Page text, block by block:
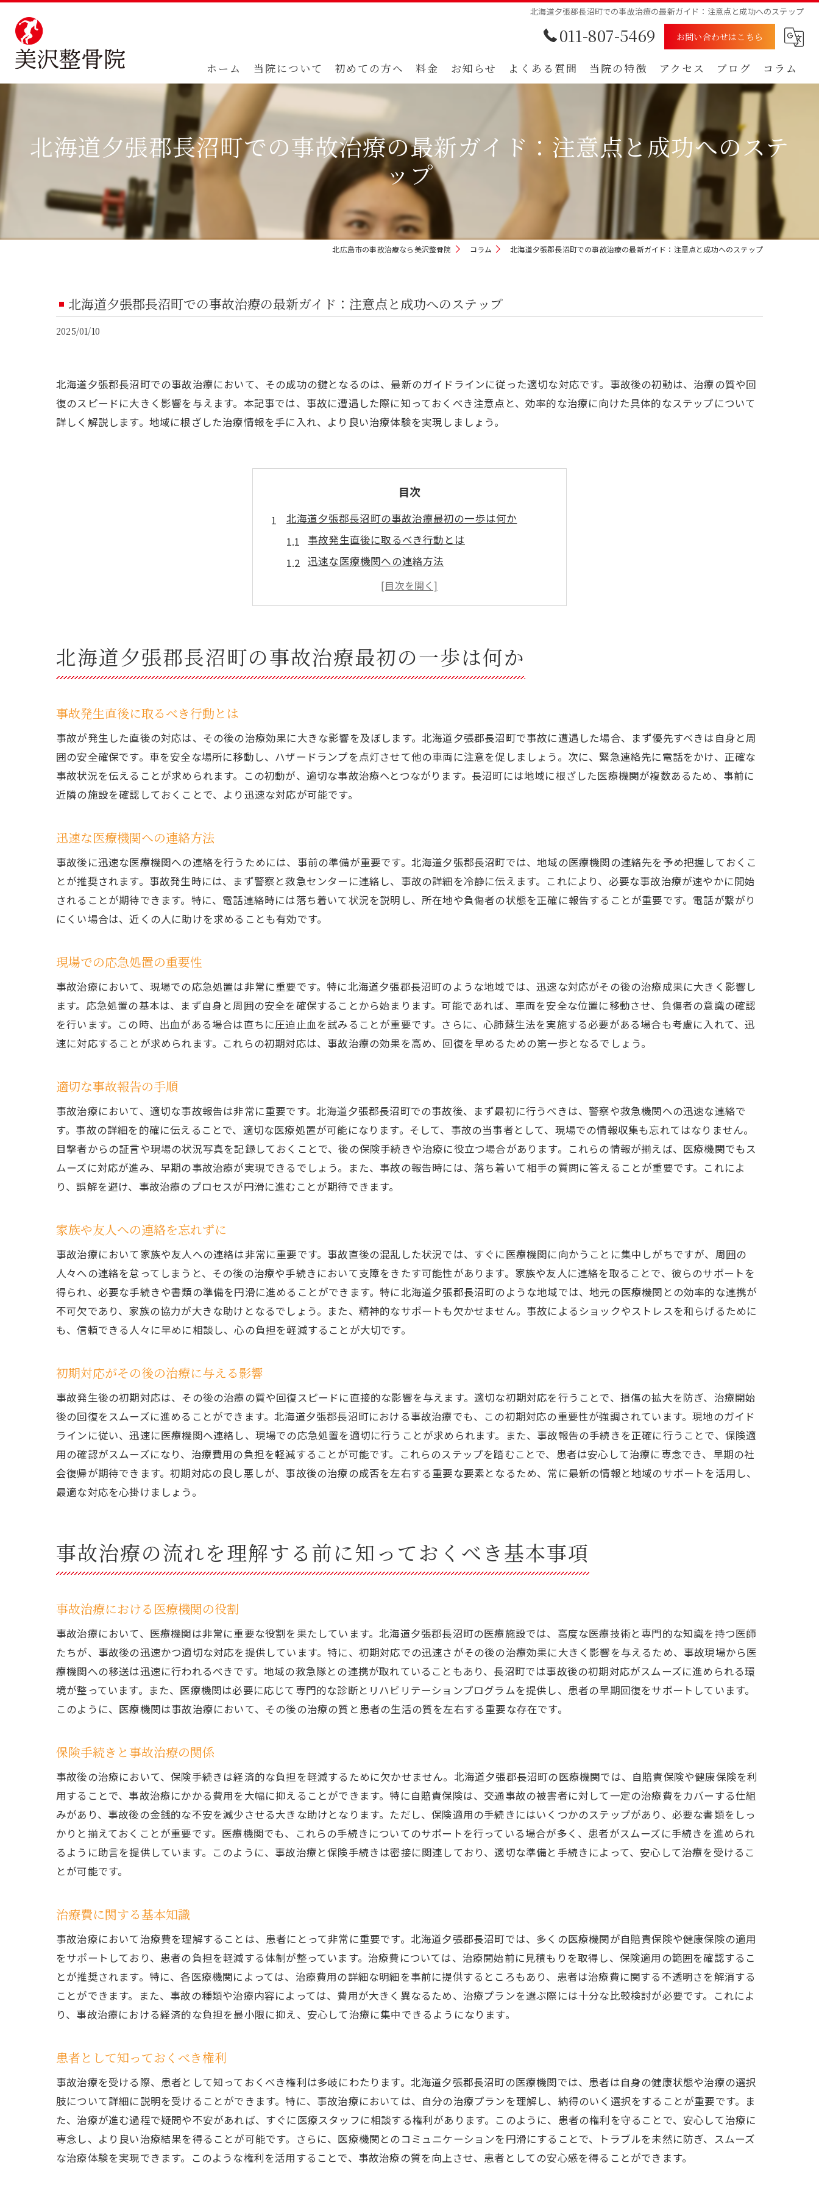
北海道夕張郡長沼町での事故治療の最新ガイド：注意点と成功へのステップ
011-807-5469 お問い合わせはこちら
ホーム 当院について 初めての方へ 料金 お知らせ よくある質問 当院の特徴
腰痛
アクセス
漫画特集
ブログ コラム
北海道夕張郡長沼町での事故治療の最新ガイド：注意点と成功へのステ
ップ
北広島市の事故治療なら美沢整骨院 コラム 北海道夕張郡長沼町での事故治療の最新ガイド：注意点と成功へのステップ
北海道夕張郡長沼町での事故治療の最新ガイド：注意点と成功へのステップ
2025/01/10
北海道夕張郡長沼町での事故治療において、その成功の鍵となるのは、最新のガイドラインに従った適切な対応です。事故後の初動は、治療の質や回
復のスピードに大きく影響を与えます。本記事では、事故に遭遇した際に知っておくべき注意点と、効率的な治療に向けた具体的なステップについて
詳しく解説します。地域に根ざした治療情報を手に入れ、より良い治療体験を実現しましょう。
目次
北海道夕張郡長沼町の事故治療最初の一歩は何か
事故発生直後に取るべき行動とは
迅速な医療機関への連絡方法
現場での応急処置の重要性
適切な事故報告の手順
初期対応がその後の治療に与える影響
事故治療の流れを理解する前に知っておくべき基本事項
治療費に関する基本知識
患者として知っておくべき権利
事故治療を受ける際の心構え
医療情報を正確に伝えるために
適切な診断が治療方針を決める
治療遅延がもたらすリスク
医療チームとの連携の重要性
患者の積極的な参加が治療に及ぼす影響
最新ガイドラインの概要とその意味
エビデンスに基づく治療法の採用
各専門家の役割と協力体制
ガイドラインに基づくリハビリテーション
地域に特化した事故治療の特色とは
長沼町特有の医療サービス
地域住民への配慮ある治療アプローチ
地域の医療ネットワークの強み
治療成功のために知っておくべき事故治療の注意点
医師とのコミュニケーションの重要性
治療計画における患者の役割
治療中に気をつけるべき事項
治療期間中の生活習慣への配慮
事故治療後の回復を促進するための具体的ステップ
リハビリテーションの重要性と方法
栄養管理と回復の関係
心理的サポートの必要性
フォローアップ検診の大切さ
長沼町における事故治療の未来と展望
事故治療における新たな取り組み
長沼町の医療施設の発展計画
患者中心の医療モデルの構築
未来に向けた地域医療のビジョン
北海道夕張郡長沼町の事故治療最初の一歩は何か
事故発生直後に取るべき行動とは
事故が発生した直後の対応は、その後の治療効果に大きな影響を及ぼします。北海道夕張郡長沼町で事故に遭遇した場合、まず優先すべきは自身と周
囲の安全確保です。車を安全な場所に移動し、ハザードランプを点灯させて他の車両に注意を促しましょう。次に、緊急連絡先に電話をかけ、正確な
事故状況を伝えることが求められます。この初動が、適切な事故治療へとつながります。長沼町には地域に根ざした医療機関が複数あるため、事前に
近隣の施設を確認しておくことで、より迅速な対応が可能です。
迅速な医療機関への連絡方法
事故後に迅速な医療機関への連絡を行うためには、事前の準備が重要です。北海道夕張郡長沼町では、地域の医療機関の連絡先を予め把握しておくこ
とが推奨されます。事故発生時には、まず警察と救急センターに連絡し、事故の詳細を冷静に伝えます。これにより、必要な事故治療が速やかに開始
されることが期待できます。特に、電話連絡時には落ち着いて状況を説明し、所在地や負傷者の状態を正確に報告することが重要です。電話が繋がり
にくい場合は、近くの人に助けを求めることも有効です。
現場での応急処置の重要性
事故治療において、現場での応急処置は非常に重要です。特に北海道夕張郡長沼町のような地域では、迅速な対応がその後の治療成果に大きく影響し
ます。応急処置の基本は、まず自身と周囲の安全を確保することから始まります。可能であれば、車両を安全な位置に移動させ、負傷者の意識の確認
を行います。この時、出血がある場合は直ちに圧迫止血を試みることが重要です。さらに、心肺蘇生法を実施する必要がある場合も考慮に入れて、迅
速に対応することが求められます。これらの初期対応は、事故治療の効果を高め、回復を早めるための第一歩となるでしょう。
適切な事故報告の手順
事故治療において、適切な事故報告は非常に重要です。北海道夕張郡長沼町での事故後、まず最初に行うべきは、警察や救急機関への迅速な連絡で
す。事故の詳細を的確に伝えることで、適切な医療処置が可能になります。そして、事故の当事者として、現場での情報収集も忘れてはなりません。
目撃者からの証言や現場の状況写真を記録しておくことで、後の保険手続きや治療に役立つ場合があります。これらの情報が揃えば、医療機関でもス
ムーズに対応が進み、早期の事故治療が実現できるでしょう。また、事故の報告時には、落ち着いて相手の質問に答えることが重要です。これによ
り、誤解を避け、事故治療のプロセスが円滑に進むことが期待できます。
家族や友人への連絡を忘れずに
事故治療において家族や友人への連絡は非常に重要です。事故直後の混乱した状況では、すぐに医療機関に向かうことに集中しがちですが、周囲の
人々への連絡を怠ってしまうと、その後の治療や手続きにおいて支障をきたす可能性があります。家族や友人に連絡を取ることで、彼らのサポートを
得られ、必要な手続きや書類の準備を円滑に進めることができます。特に北海道夕張郡長沼町のような地域では、地元の医療機関との効率的な連携が
不可欠であり、家族の協力が大きな助けとなるでしょう。また、精神的なサポートも欠かせません。事故によるショックやストレスを和らげるために
も、信頼できる人々に早めに相談し、心の負担を軽減することが大切です。
初期対応がその後の治療に与える影響
事故発生後の初期対応は、その後の治療の質や回復スピードに直接的な影響を与えます。適切な初期対応を行うことで、損傷の拡大を防ぎ、治療開始
後の回復をスムーズに進めることができます。北海道夕張郡長沼町における事故治療でも、この初期対応の重要性が強調されています。現地のガイド
ラインに従い、迅速に医療機関へ連絡し、現場での応急処置を適切に行うことが求められます。また、事故報告の手続きを正確に行うことで、保険適
用の確認がスムーズになり、治療費用の負担を軽減することが可能です。これらのステップを踏むことで、患者は安心して治療に専念でき、早期の社
会復帰が期待できます。初期対応の良し悪しが、事故後の治療の成否を左右する重要な要素となるため、常に最新の情報と地域のサポートを活用し、
最適な対応を心掛けましょう。
事故治療の流れを理解する前に知っておくべき基本事項
事故治療における医療機関の役割
事故治療において、医療機関は非常に重要な役割を果たしています。北海道夕張郡長沼町の医療施設では、高度な医療技術と専門的な知識を持つ医師
たちが、事故後の迅速かつ適切な対応を提供しています。特に、初期対応での迅速さがその後の治療効果に大きく影響を与えるため、事故現場から医
療機関への移送は迅速に行われるべきです。地域の救急隊との連携が取れていることもあり、長沼町では事故後の初期対応がスムーズに進められる環
境が整っています。また、医療機関は必要に応じて専門的な診断とリハビリテーションプログラムを提供し、患者の早期回復をサポートしています。
このように、医療機関は事故治療において、その後の治療の質と患者の生活の質を左右する重要な存在です。
保険手続きと事故治療の関係
事故後の治療において、保険手続きは経済的な負担を軽減するために欠かせません。北海道夕張郡長沼町の医療機関では、自賠責保険や健康保険を利
用することで、事故治療にかかる費用を大幅に抑えることができます。特に自賠責保険は、交通事故の被害者に対して一定の治療費をカバーする仕組
みがあり、事故後の金銭的な不安を減少させる大きな助けとなります。ただし、保険適用の手続きにはいくつかのステップがあり、必要な書類をしっ
かりと揃えておくことが重要です。医療機関でも、これらの手続きについてのサポートを行っている場合が多く、患者がスムーズに手続きを進められ
るように助言を提供しています。このように、事故治療と保険手続きは密接に関連しており、適切な準備と手続きによって、安心して治療を受けるこ
とが可能です。
治療費に関する基本知識
事故治療において治療費を理解することは、患者にとって非常に重要です。北海道夕張郡長沼町では、多くの医療機関が自賠責保険や健康保険の適用
をサポートしており、患者の負担を軽減する体制が整っています。治療費については、治療開始前に見積もりを取得し、保険適用の範囲を確認するこ
とが推奨されます。特に、各医療機関によっては、治療費用の詳細な明細を事前に提供するところもあり、患者は治療費に関する不透明さを解消する
ことができます。また、事故の種類や治療内容によっては、費用が大きく異なるため、治療プランを選ぶ際には十分な比較検討が必要です。これによ
り、事故治療における経済的な負担を最小限に抑え、安心して治療に集中できるようになります。
患者として知っておくべき権利
事故治療を受ける際、患者として知っておくべき権利は多岐にわたります。北海道夕張郡長沼町の医療機関では、患者は自身の健康状態や治療の選択
肢について詳細に説明を受けることができます。特に、事故治療においては、自分の治療プランを理解し、納得のいく選択をすることが重要です。ま
た、治療が進む過程で疑問や不安があれば、すぐに医療スタッフに相談する権利があります。このように、患者の権利を守ることで、安心して治療に
専念し、より良い治療結果を得ることが可能です。さらに、医療機関とのコミュニケーションを円滑にすることで、トラブルを未然に防ぎ、スムーズ
な治療体験を実現できます。このような権利を活用することで、事故治療の質を向上させ、患者としての安心感を得ることができます。